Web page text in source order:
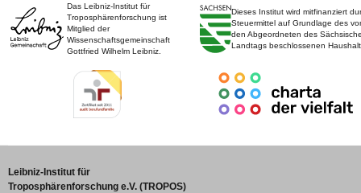
Das Leibniz-Institut für
Troposphärenforschung ist
Mitglied der
Wissenschaftsgemeinschaft
Gottfried Wilhelm Leibniz.
Dieses Institut wird mitfinanziert
Steuermittel auf Grundlage des
den Abgeordneten des
Landtags beschlossenen
Leibniz-Institut für
Troposphärenforschung e.V. (TROPOS)